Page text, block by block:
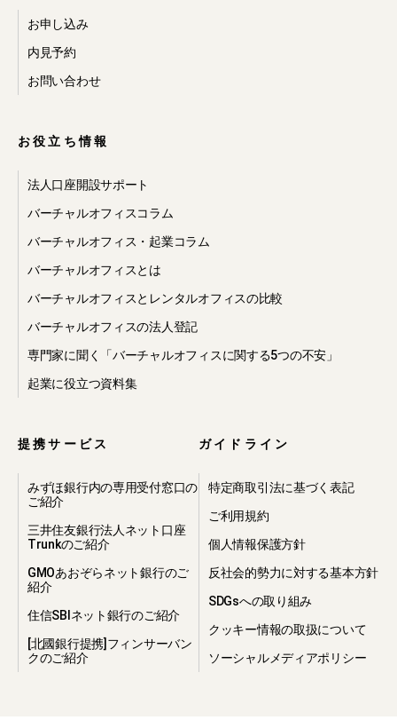
お申し込み
内見予約
お問い合わせ
お役立ち情報
法人口座開設サポート
バーチャルオフィスコラム
バーチャルオフィス・起業コラム
バーチャルオフィスとは
バーチャルオフィスとレンタルオフィスの比較
バーチャルオフィスの法人登記
専門家に聞く「バーチャルオフィスに関する5つの不安」
起業に役立つ資料集
提携サービス
みずほ銀行内の専用受付窓口の
ご紹介
三井住友銀行法人ネット口座
Trunkのご紹介
GMOあおぞらネット銀行のご
紹介
住信SBIネット銀行のご紹介
[北國銀行提携]フィンサーバン
クのご紹介
ガイドライン
特定商取引法に基づく表記
ご利用規約
個人情報保護方針
反社会的勢力に対する基本方針
SDGsへの取り組み
クッキー情報の取扱について
ソーシャルメディアポリシー